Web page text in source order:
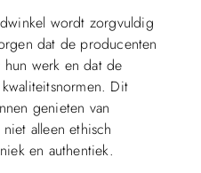
wordt zorgvuldig
dat de producenten
werk en dat de
Dit
genieten van
alleen ethisch
en authentiek.